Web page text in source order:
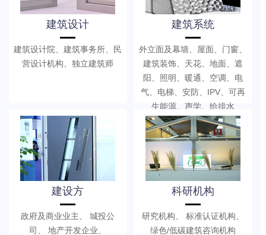
建筑设计
建筑设计院、建筑事务所、民
营设计机构、独立建筑师
建筑系统
外立面及幕墙、屋面、门窗、
建筑装饰、天花、地面、遮
阳、照明、暖通、空调、电
气、电梯、安防、IPV、可再
生能源、声学、给排水
建设方
政府及商业业主、 城投公
司、 地产开发企业、
科研机构
研究机构、 标准认证机构、
绿色/低碳建筑咨询机构